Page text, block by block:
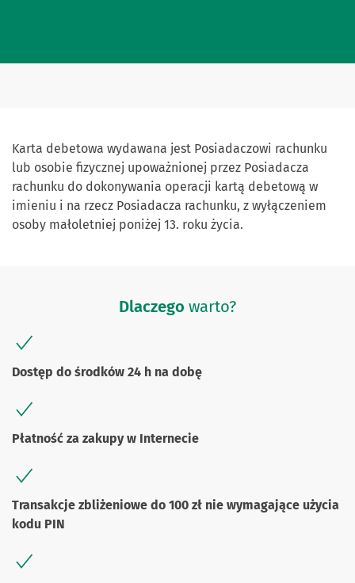
Karta debetowa wydawana jest Posiadaczowi rachunku
lub osobie fizycznej upoważnionej przez Posiadacza
rachunku do dokonywania operacji kartą debetową w
imieniu i na rzecz Posiadacza rachunku, z wyłączeniem
osoby małoletniej poniżej 13. roku życia.
Dlaczego warto?
Dostęp do środków 24 h na dobę
Płatność za zakupy w Internecie
Transakcje zbliżeniowe do 100 zł nie wymagające użycia
kodu PIN